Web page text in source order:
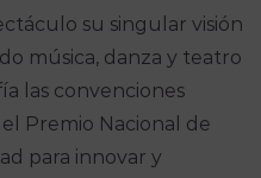
su singular visión
música, danza y teatro
las convenciones
Premio Nacional de
para innovar y